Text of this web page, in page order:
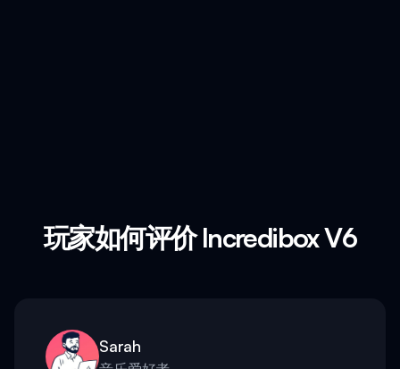
玩家如何评价 Incredibox V6
Sarah